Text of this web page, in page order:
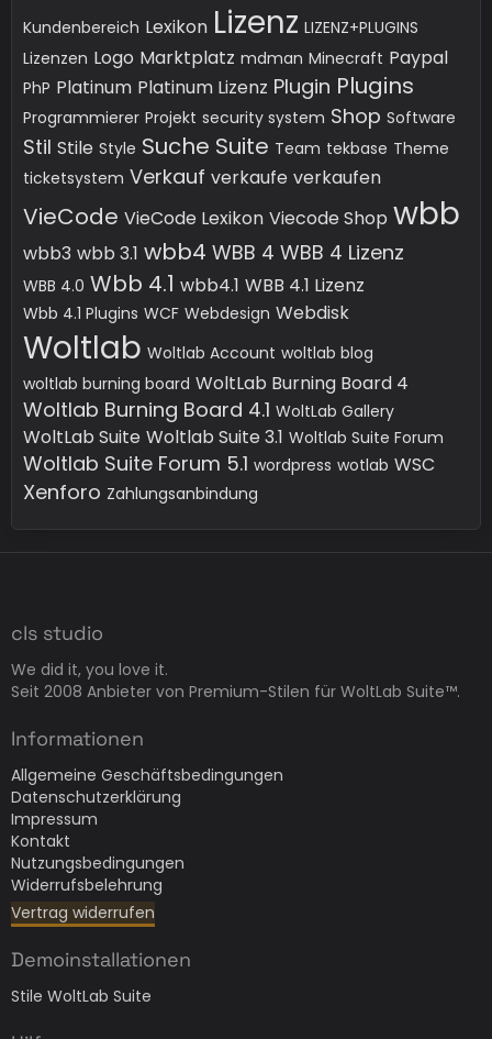
Kundenbereich Lexikon Lizenz LIZENZ+PLUGINS
Lizenzen Logo Marktplatz mdman Minecraft Paypal
PhP Platinum Platinum Lizenz Plugin Plugins
Programmierer Projekt security system Shop Software
Stil Stile Style Suche Suite Team tekbase Theme
ticketsystem Verkauf verkaufe verkaufen
VieCode VieCode Lexikon Viecode Shop wbb
wbb3 wbb 3.1 wbb4 WBB 4 WBB 4 Lizenz
WBB 4.0 Wbb 4.1 wbb4.1 WBB 4.1 Lizenz
Wbb 4.1 Plugins WCF Webdesign Webdisk
Woltlab Woltlab Account woltlab blog
woltlab burning board WoltLab Burning Board 4
Woltlab Burning Board 4.1 WoltLab Gallery
WoltLab Suite Woltlab Suite 3.1 Woltlab Suite Forum
Woltlab Suite Forum 5.1 wordpress wotlab WSC
Xenforo Zahlungsanbindung
cls studio
We did it, you love it.
Seit 2008 Anbieter von Premium-Stilen für WoltLab Suite™.
Informationen
Allgemeine Geschäftsbedingungen
Datenschutzerklärung
Impressum
Kontakt
Nutzungsbedingungen
Widerrufsbelehrung
Vertrag widerrufen
Demoinstallationen
Stile WoltLab Suite